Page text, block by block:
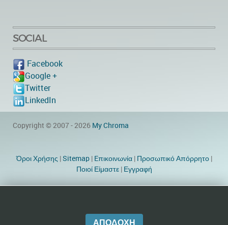
SOCIAL
Facebook
Google +
Twitter
LinkedIn
Copyright © 2007 - 2026 My Chroma
Όροι Χρήσης |Sitemap| Eπικοινωνία| Προσωπικό Απόρρητο|
Ποιοί Είμαστε| Εγγραφή
ΑΠΟΔΟΧΉ